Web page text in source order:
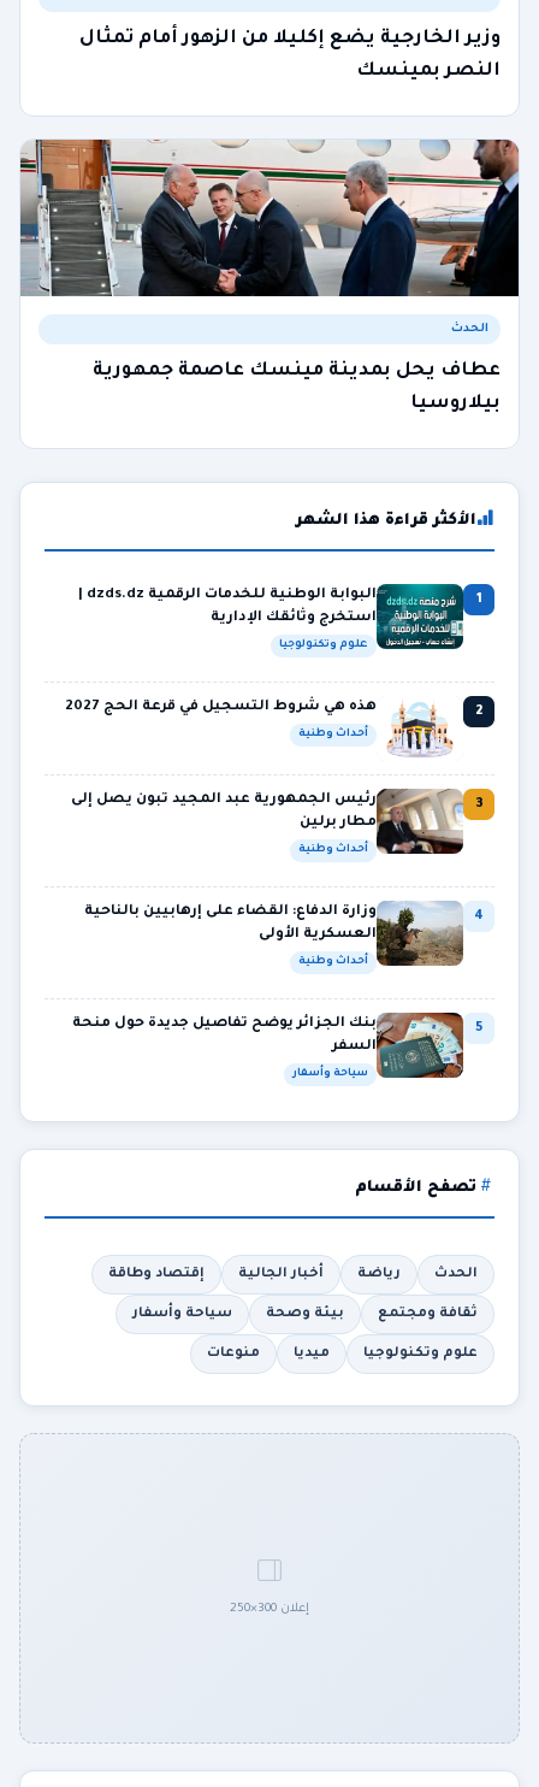
وزير الخارجية يضع إكليلا من الزهور أمام تمثال
النصر بمينسك
الحدث
عطاف يحل بمدينة مينسك عاصمة جمهورية
بيلاروسيا
الأكثر قراءة هذا الشهر
1
استخرج وثائقك الإدارية
علوم وتكنولوجيا
2 هذه هي شروط التسجيل في قرعة الحج 2027
أحداث وطنية
3
رئيس الجمهورية عبد المجيد تبون يصل إلى
مطار برلين
أحداث وطنية
4
وزارة الدفاع: القضاء على إرهابيين بالناحية
العسكرية الأولى
أحداث وطنية
5
بنك الجزائر يوضح تفاصيل جديدة حول منحة
السفر
سياحة وأسفار
تصفح الأقسام
الحدث رياضة أخبار الجالية إقتصاد وطاقة
ثقافة ومجتمع بيئة وصحة سياحة وأسفار
علوم وتكنولوجيا ميديا منوعات
إعلان 300×250